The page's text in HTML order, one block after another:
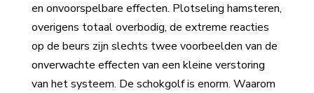
en onvoorspelbare effecten. Plotseling hamsteren,
overigens totaal overbodig, de extreme reacties
op de beurs zijn slechts twee voorbeelden van de
onverwachte effecten van een kleine verstoring
van het systeem. De schokgolf is enorm. Waarom